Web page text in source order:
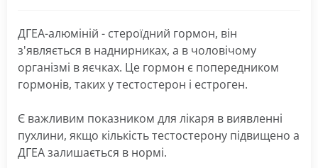
ДГЕА-алюміній - стероїдний гормон, він
з'являється в наднирниках, а в чоловічому
організмі в яєчках. Це гормон є попередником
гормонів, таких у тестостерон і естроген.
Є важливим показником для лікаря в виявленні
пухлини, якщо кількість тестостерону підвищено а
ДГЕА залишається в нормі.